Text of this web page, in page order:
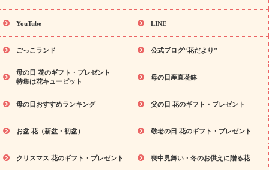
(トルコキキョウ)
9月の誕生花(リンドウ)
ら探す
お祝いの花特集 当日配達特急便 お祝い商品一覧
念日
結婚祝い 出産祝い 退院祝い・快気祝い
寿祝い
プチギフト ペットのお祝いフラワー
供え・お悔やみ商品一覧
お供え・お悔やみの花
四十九日法要以
お供え プリザーブドフラワー
ペットのお供えフラワー
お盆（新
盆・初盆）
その他 お祝い返し お見舞い
お取り寄せギフト
ビジネス用
ご自宅用 観葉植物 ミディ胡蝶蘭
プリザーブ
YouTube LINE
ごっこランド 公式ブログ“花だより”
母の日 花のギフト・プレゼント
特集は花キューピット
母の日産直花鉢
母の日おすすめランキング 父の日 花のギフト・プレゼント
お盆 花（新盆・初盆） 敬老の日 花のギフト・プレゼント
クリスマス 花のギフト・プレゼント 喪中見舞い・冬のお供えに贈る花